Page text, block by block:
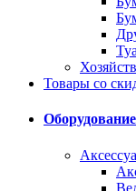
Товары со
Оборудование